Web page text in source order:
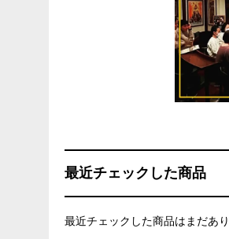
最近チェックした商品
最近チェックした商品はまだあり